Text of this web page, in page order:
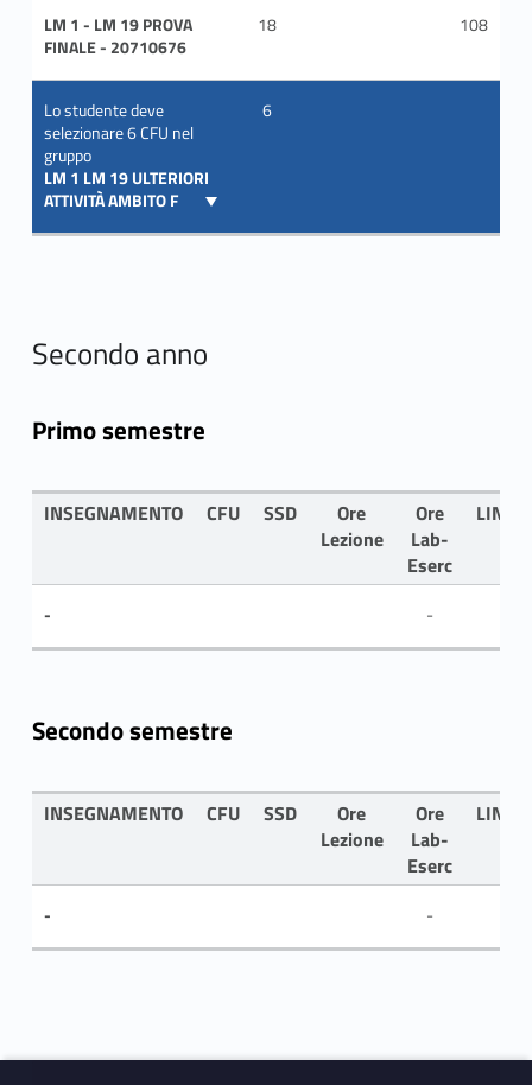
LM 1 - LM 19 PROVA
FINALE - 20710676
18 108
Lo studente deve
selezionare 6 CFU nel
gruppo
LM 1 LM 19 ULTERIORI
ATTIVITÀ AMBITO F
6
Secondo anno
Primo semestre
INSEGNAMENTO CFU SSD
Ore
Lezione
Ore
Lab-
Eserc
- -
Secondo semestre
INSEGNAMENTO CFU SSD
Ore
Lezione
Ore
Lab-
Eserc
- -